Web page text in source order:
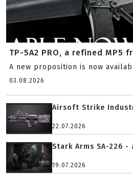
TP-5A2 PRO, a refined MP5
A new proposition is now
03.08.2026
Airsoft Strike
22.07.2026
Stark Arms SA-226
19.07.2026